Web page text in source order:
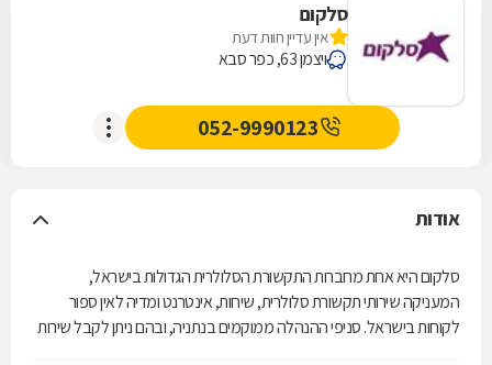
סלקום
אין עדיין חוות דעת
ויצמן 63, כפר סבא
052-9990123
אודות
סלקום היא אחת מחברות התקשורת הסלולרית הגדולות בישראל,
המעניקה שירותי תקשורת סלולרית, שיחות, אינטרנט ומדיה לאין ספור
לקוחות בישראל. סניפי ההנהלה ממוקמים בנתניה, ובהם ניתן לקבל שירות